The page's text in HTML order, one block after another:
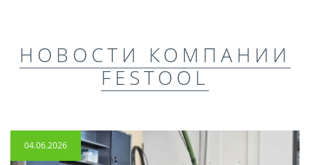
НОВОСТИ КОМПАНИИ
FESTOOL
04.06.2026